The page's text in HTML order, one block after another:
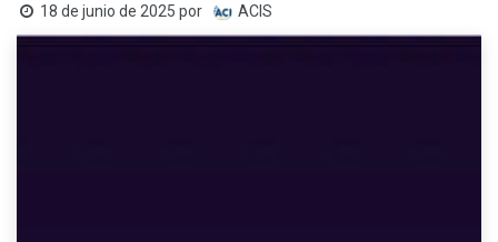
18 de junio de 2025 por ACIS